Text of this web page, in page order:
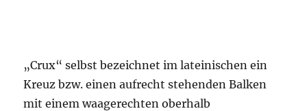
„Crux“ selbst bezeichnet im lateinischen ein
Kreuz bzw. einen aufrecht stehenden Balken
mit einem waagerechten oberhalb